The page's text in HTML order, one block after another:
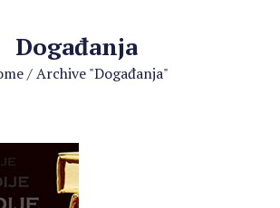
Događanja
/Archive "Događanja"